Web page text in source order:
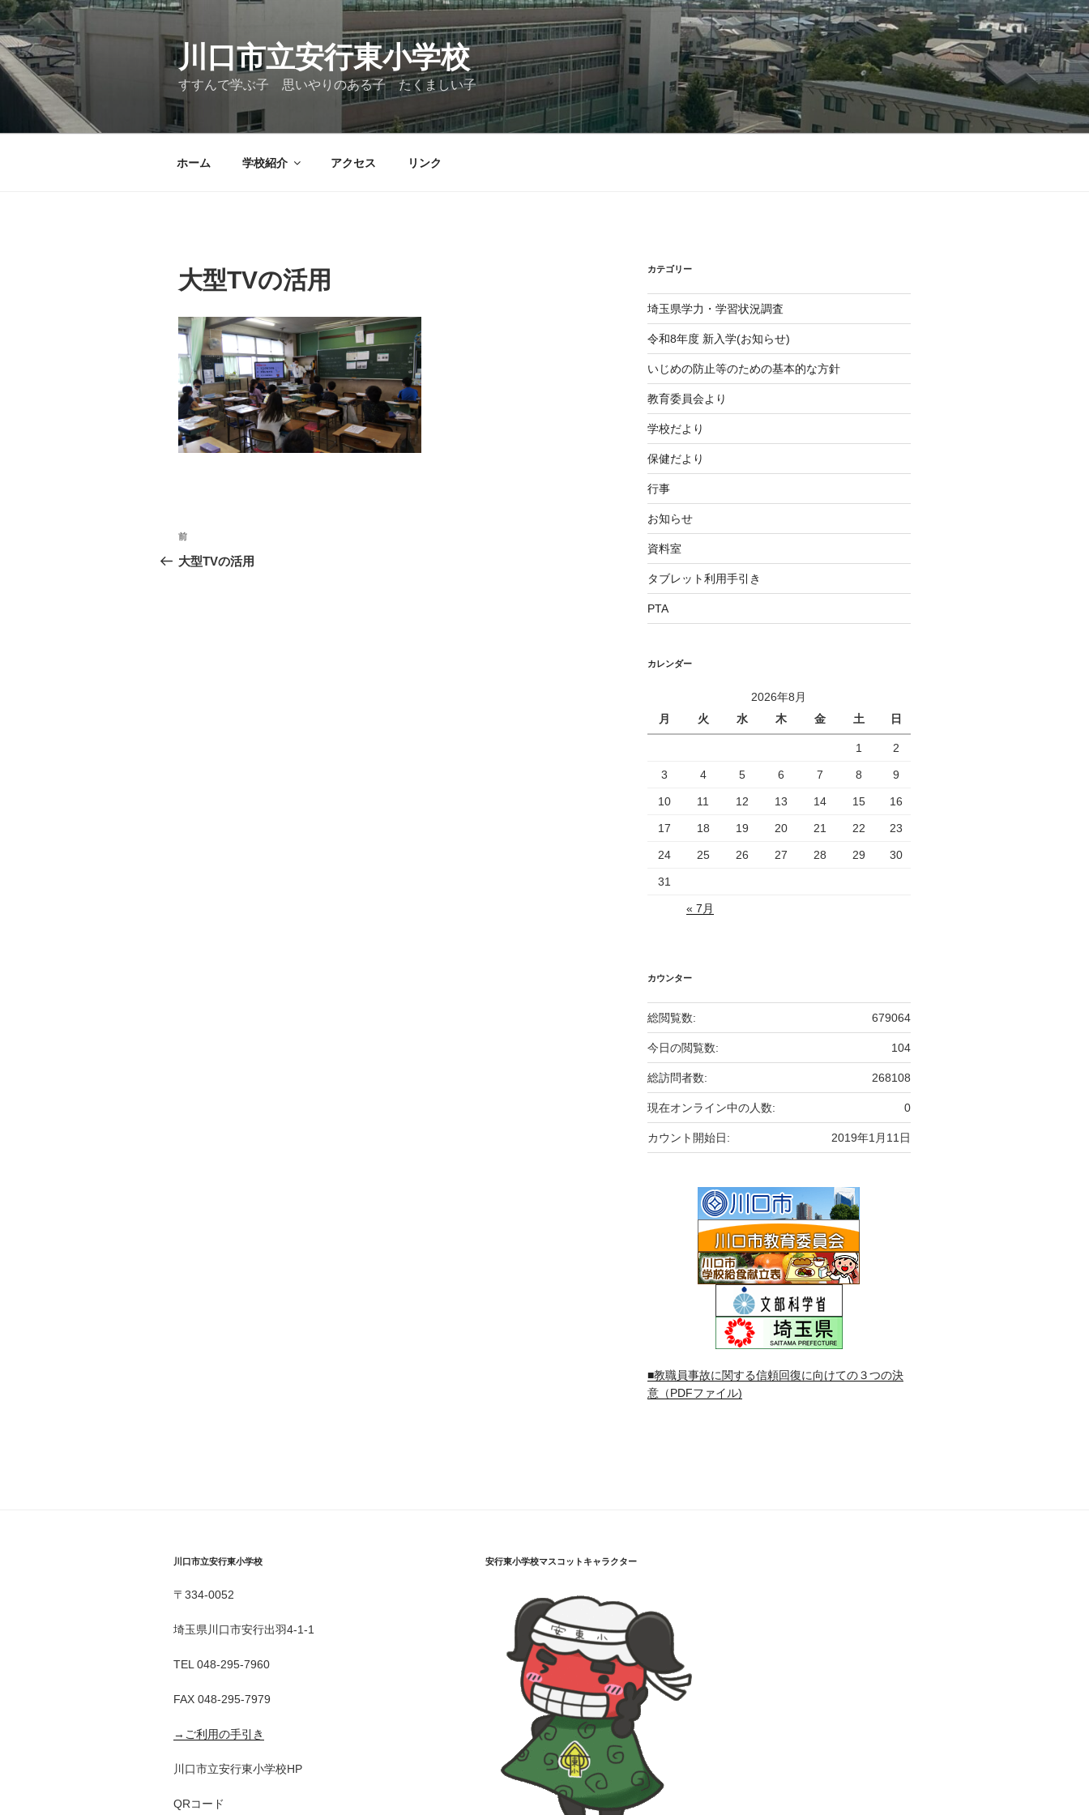
コ
ン
テ
ン
ツ
川口市立安行東小学校
すすんで学ぶ子 思いやりのある子 たくましい子
ホーム 学校紹介 アクセス リンク
大型TVの活用
投
稿
前
の
前
大型TVの活用
カテゴリー
埼玉県学力・学習状況調査
令和8年度 新入学(お知らせ)
いじめの防止等のための基本的な方針
教育委員会より
学校だより
保健だより
行事
お知らせ
資料室
タブレット利用手引き
PTA
カレンダー
2026年8月
月
火 水 木 金 土 日
1 2
3 4 5 6 7 8 9
10 11 12 13 14 15 16
17 18 19 20 21 22 23
24 25 26 27 28 29 30
31
« 7月
カウンター
679064
総閲覧数:
104
今日の閲覧数:
268108
総訪問者数:
0
現在オンライン中の人数:
2019年1月11日
カウント開始日:
■教職員事故に関する信頼回復に向けての３つの決
意（PDFファイル)
川口市立安行東小学校
〒334-0052
埼玉県川口市安行出羽4-1-1
TEL 048-295-7960
FAX 048-295-7979
→ご利用の手引き
川口市立安行東小学校HP
QRコード
安行東小学校マスコットキャラクター